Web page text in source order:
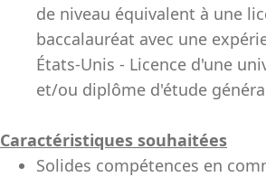
de niveau équivalent à une
baccalauréat avec une
États-Unis - Licence d'une
et/ou diplôme d'étude
Caractéristiques souhaitées
Solides compétences en